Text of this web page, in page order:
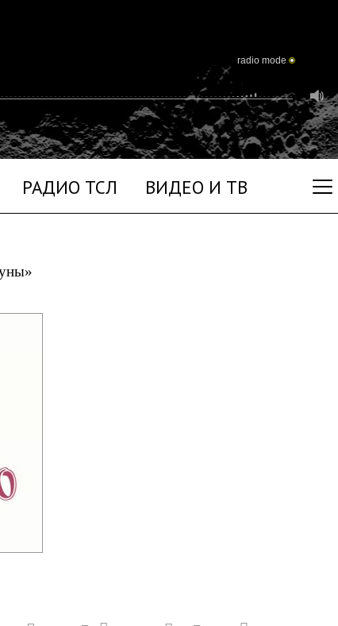
РАДИО ТСЛ ВИДЕО И ТВ
radio mode